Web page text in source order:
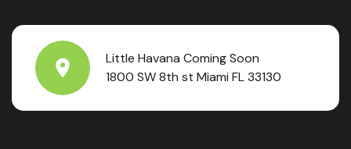
Little Havana Coming Soon
1800 SW 8th st Miami FL 33130